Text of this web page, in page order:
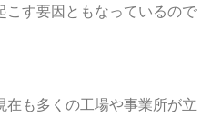
こす要因ともなっているので
も多くの工場や事業所が立